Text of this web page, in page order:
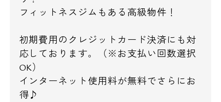
フィットネスジムもある高級物件！
初期費用のクレジットカード決済にも対
応しております。（※お支払い回数選択
OK）
インターネット使用料が無料でさらにお
得♪